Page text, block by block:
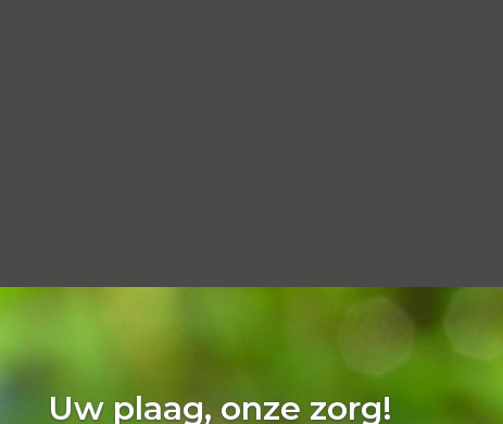
Uw plaag, onze zorg!